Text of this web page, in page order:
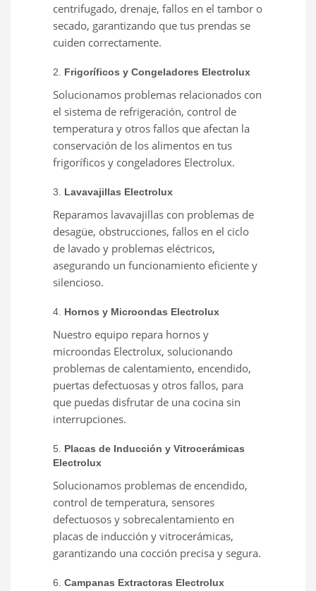
centrifugado, drenaje, fallos en el tambor o
secado, garantizando que tus prendas se
cuiden correctamente.
2. Frigoríficos y Congeladores Electrolux
Solucionamos problemas relacionados con
el sistema de refrigeración, control de
temperatura y otros fallos que afectan la
conservación de los alimentos en tus
frigoríficos y congeladores Electrolux.
3. Lavavajillas Electrolux
Reparamos lavavajillas con problemas de
desagüe, obstrucciones, fallos en el ciclo
de lavado y problemas eléctricos,
asegurando un funcionamiento eficiente y
silencioso.
4. Hornos y Microondas Electrolux
Nuestro equipo repara hornos y
microondas Electrolux, solucionando
problemas de calentamiento, encendido,
puertas defectuosas y otros fallos, para
que puedas disfrutar de una cocina sin
interrupciones.
5. Placas de Inducción y Vitrocerámicas
Electrolux
Solucionamos problemas de encendido,
control de temperatura, sensores
defectuosos y sobrecalentamiento en
placas de inducción y vitrocerámicas,
garantizando una cocción precisa y segura.
6. Campanas Extractoras Electrolux